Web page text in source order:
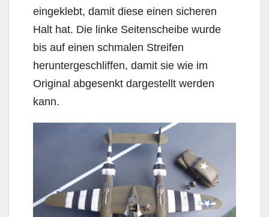
eingeklebt, damit diese einen sicheren
Halt hat. Die linke Seitenscheibe wurde
bis auf einen schmalen Streifen
heruntergeschliffen, damit sie wie im
Original abgesenkt dargestellt werden
kann.